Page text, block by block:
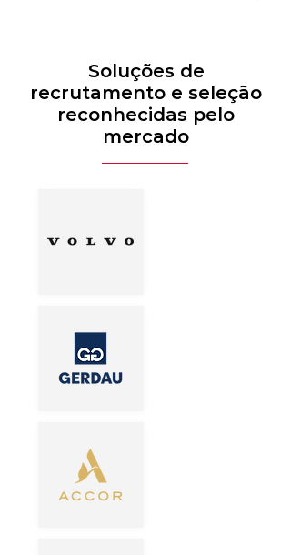
Soluções de
recrutamento e seleção
reconhecidas pelo
mercado